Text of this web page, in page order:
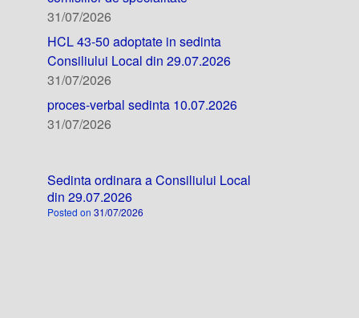
31/07/2026
HCL 43-50 adoptate in sedinta
Consiliului Local din 29.07.2026
31/07/2026
proces-verbal sedinta 10.07.2026
31/07/2026
Sedinta ordinara a Consiliului Local
din 29.07.2026
Posted on31/07/2026